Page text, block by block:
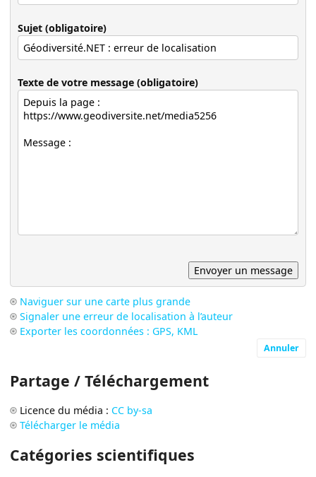
Sujet (obligatoire)
Texte de votre message (obligatoire)
Naviguer sur une carte plus grande
Signaler une erreur de localisation à l’auteur
Exporter les coordonnées : GPS, KML
Annuler
Partage / Téléchargement
Licence du média : CC by-sa
Télécharger le média
Catégories scientifiques